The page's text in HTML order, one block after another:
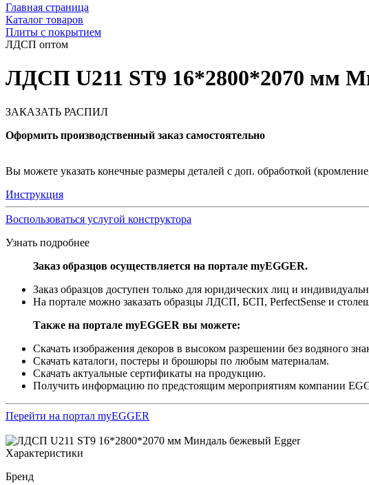
Главная страница
Каталог товаров
Плиты с покрытием
ЛДСП оптом
ЛДСП U211 ST9 16*2800*2070 мм
ЗАКАЗАТЬ РАСПИЛ
Оформить производственный заказ самостоятельно
Вы можете указать конечные размеры деталей с доп. обработкой
Инструкция
Воспользоваться услугой конструктора
Узнать подробнее
Заказ образцов осуществляется на портале myEGGER.
Заказ образцов доступен только для юридических лиц и
На портале можно заказать образцы ЛДСП, БСП, PerfectSense и
Также на портале myEGGER вы можете:
Скачать изображения декоров в высоком разрешении без водяного
Скачать каталоги, постеры и брошюры по любым материалам.
Скачать актуальные сертификаты на продукцию.
Получить информацию по предстоящим мероприятиям компании
Перейти на портал myEGGER
Характеристики
Бренд